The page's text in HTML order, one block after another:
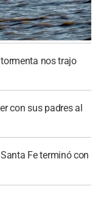
nos trajo
con sus padres al
Fe terminó con